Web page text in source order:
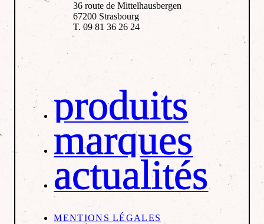
36 route de Mittelhausbergen
67200 Strasbourg
T. 09 81 36 26 24
produits
marques
actualités
MENTIONS LÉGALES